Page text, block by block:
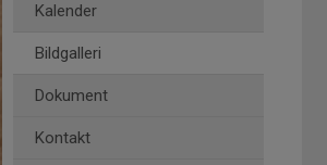
Kalender
Bildgalleri
Dokument
Kontakt